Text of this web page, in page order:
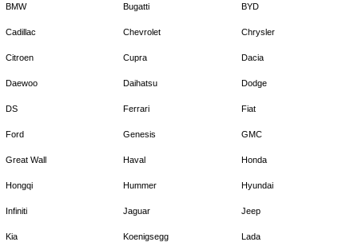
BMW Bugatti BYD
Cadillac Chevrolet Chrysler
Citroen Cupra Dacia
Daewoo Daihatsu Dodge
DS Ferrari Fiat
Ford Genesis GMC
Great Wall Haval Honda
Hongqi Hummer Hyundai
Infiniti Jaguar Jeep
Kia Koenigsegg Lada